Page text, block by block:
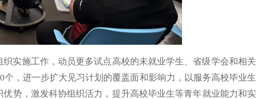
实施工作，动员更多试点高校的未就业学生、省级学会和相关
，进一步扩大见习计划的覆盖面和影响力，以服务高校毕业生
势，激发科协组织活力，提升高校毕业生等青年就业能力和实